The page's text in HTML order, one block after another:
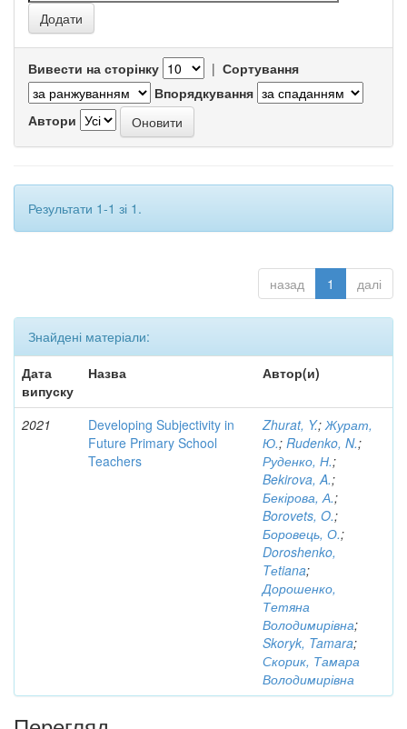
Вивести на сторінку | Сортування
Впорядкування
Автори
Результати 1-1 зі 1.
назад 1 далі
Знайдені матеріали:
Дата
випуску
Назва Автор(и)
2021
Developing Subjectivity in
Future Primary School
Teachers
Zhurat, Y.;Журат,
Ю.; Rudenko, N.;
Руденко, Н.;
Bekirova, A.;
Бекірова, А.;
Borovets, O.;
Боровець, О.;
Doroshenko,
Tеtiana;
Дорошенко,
Тетяна
Володимирівна;
Skoryk, Tamara;
Скорик, Тамара
Володимирівна